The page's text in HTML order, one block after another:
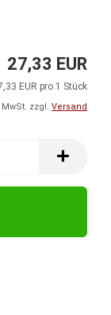
27,33 EUR
EUR pro 1 Stück
MwSt. zzgl. Versand